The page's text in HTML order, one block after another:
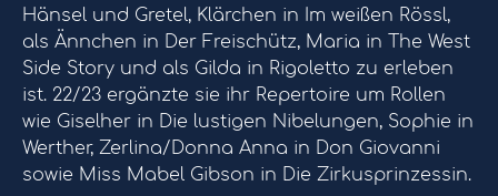
Hänsel und Gretel, Klärchen in Im weißen Rössl,
als Ännchen in Der Freischütz, Maria in The West
Side Story und als Gilda in Rigoletto zu erleben
ist. 22/23 ergänzte sie ihr Repertoire um Rollen
wie Giselher in Die lustigen Nibelungen, Sophie in
Werther, Zerlina/Donna Anna in Don Giovanni
sowie Miss Mabel Gibson in Die Zirkusprinzessin.